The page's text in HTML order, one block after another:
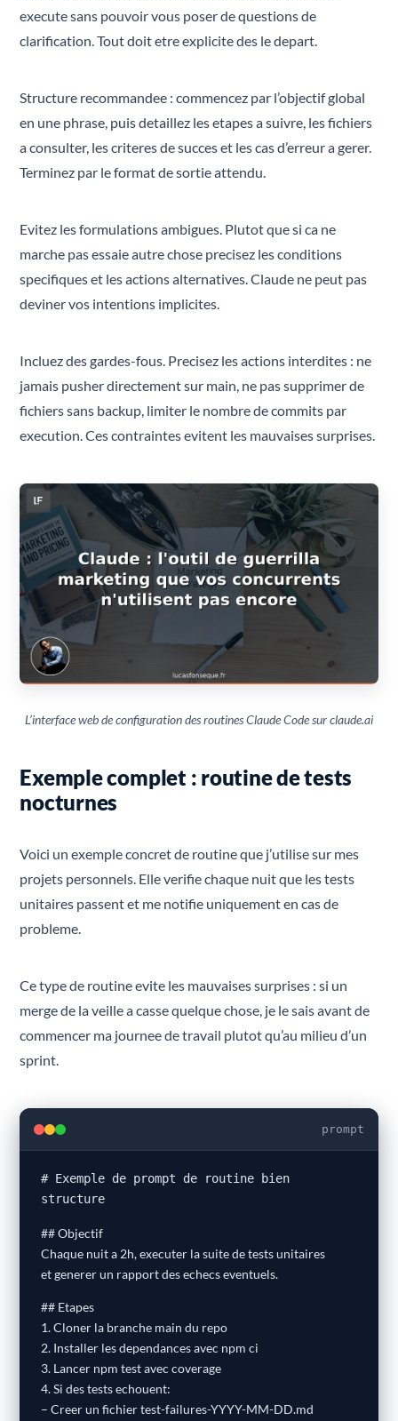
execute sans pouvoir vous poser de questions de
clarification. Tout doit etre explicite des le depart.
Structure recommandee : commencez par l’objectif global
en une phrase, puis detaillez les etapes a suivre, les fichiers
a consulter, les criteres de succes et les cas d’erreur a gerer.
Terminez par le format de sortie attendu.
Evitez les formulations ambigues. Plutot que si ca ne
marche pas essaie autre chose precisez les conditions
specifiques et les actions alternatives. Claude ne peut pas
deviner vos intentions implicites.
Incluez des gardes-fous. Precisez les actions interdites : ne
jamais pusher directement sur main, ne pas supprimer de
fichiers sans backup, limiter le nombre de commits par
execution. Ces contraintes evitent les mauvaises surprises.
L’interface web de configuration des routines Claude Code sur claude.ai
Exemple complet : routine de tests
nocturnes
Voici un exemple concret de routine que j’utilise sur mes
projets personnels. Elle verifie chaque nuit que les tests
unitaires passent et me notifie uniquement en cas de
probleme.
Ce type de routine evite les mauvaises surprises : si un
merge de la veille a casse quelque chose, je le sais avant de
commencer ma journee de travail plutot qu’au milieu d’un
sprint.
prompt
# Exemple de prompt de routine bien
structure
## Objectif
Chaque nuit a 2h, executer la suite de tests unitaires
et generer un rapport des echecs eventuels.
## Etapes
1. Cloner la branche main du repo
2. Installer les dependances avec npm ci
3. Lancer npm test avec coverage
4. Si des tests echouent:
– Creer un fichier test-failures-YYYY-MM-DD.md